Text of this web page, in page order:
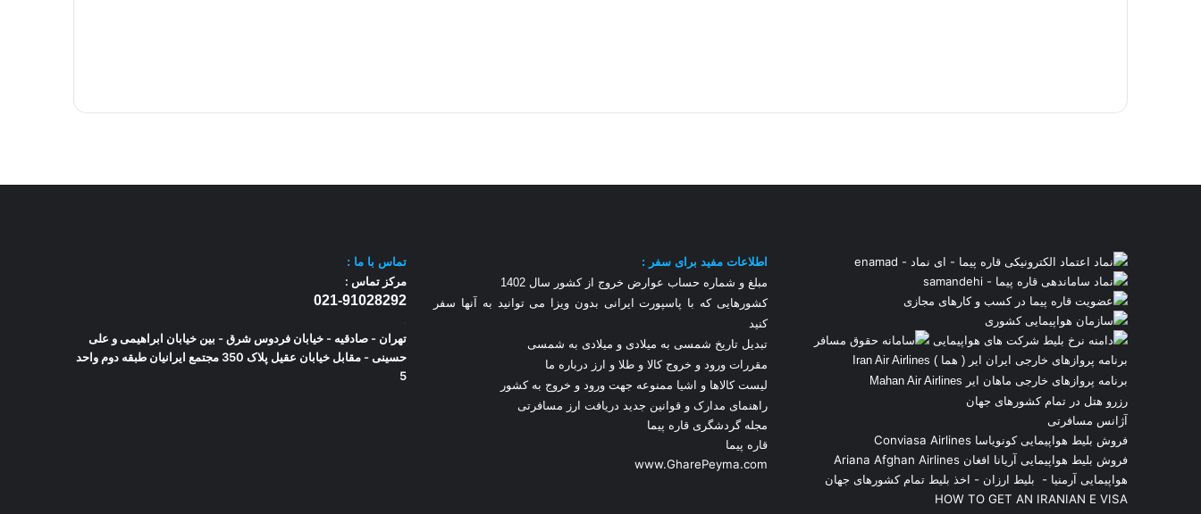
برنامه پروازهای خارجی ایران ایر ( هما ) Iran Air Airlines
برنامه پروازهای خارجی ماهان ایر Mahan Air Airlines
رزرو هتل در تمام کشورهای جهان
آژانس مسافرتی
فروش بلیط هواپیمایی کونویاسا Conviasa Airlines
فروش بلیط هواپیمایی آریانا افغان Ariana Afghan Airlines
هواپیمایی آرمنیا - بلیط ارزان - اخذ بلیط تمام کشورهای جهان
HOW TO GET AN IRANIAN E VISA
اطلاعات مفید برای سفر :
مبلغ و شماره حساب عوارض خروج از کشور سال 1402
کشورهایی که با پاسپورت ایرانی بدون ویزا می توانید به آنها سفر
کنید
تبدیل تاریخ شمسی به میلادی و میلادی به شمسی
مقررات ورود و خروج کالا و طلا و ارز درباره ما
لیست کالاها و اشیا ممنوعه جهت ورود و خروج به کشور
راهنمای مدارک و قوانین جدید دریافت ارز مسافرتی
مجله گردشگری قاره پیما
قاره پیما
www.GharePeyma.com
تماس با ما :
مرکز تماس :
021-91028292
تهران - صادقیه - خیابان فردوس شرق - بین خیابان ابراهیمی و علی
حسینی - مقابل خیابان عقیل پلاک 350 مجتمع ایرانیان طبقه دوم واحد
5